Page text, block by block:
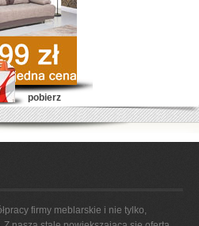
pobierz
firmy meblarskie i nie tylko,